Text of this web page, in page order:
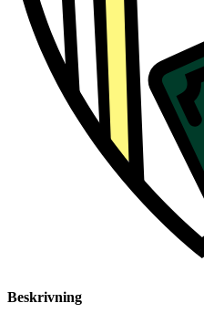
Beskrivning